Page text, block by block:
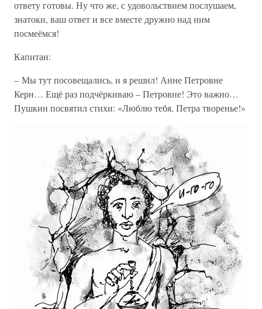
ответу готовы. Ну что же, с удовольствием послушаем,
знатоки, ваш ответ и все вместе дружно над ним
посмеёмся!
Капитан:
– Мы тут посовещались, и я решил! Анне Петровне
Керн… Ещё раз подчёркиваю – Петровне! Это важно…
Пушкин посвятил стихи: «Люблю тебя, Петра творенье!»